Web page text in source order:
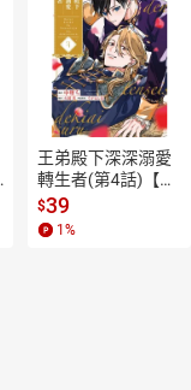
王弟殿下深深溺愛
轉生者(第4話)【電
子書】
$39
1 %